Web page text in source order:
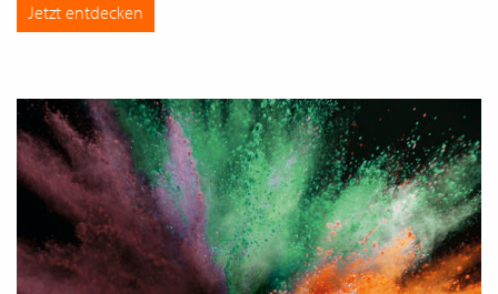
Jetzt entdecken